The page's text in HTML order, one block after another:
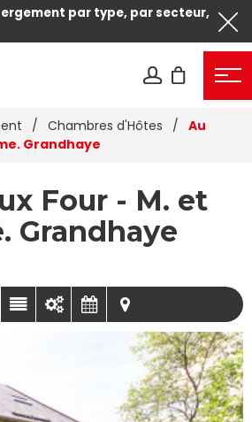
par type, par secteur,
/ Chambres d'Hôtes / Au
Grandhaye
Four - M. et
Grandhaye